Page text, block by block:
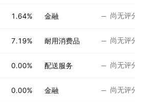
1.64% 金融 尚无评分
7.19% 耐用消费品 尚无评分
0.00% 配送服务 尚无评分
0.00% 金融 尚无评分